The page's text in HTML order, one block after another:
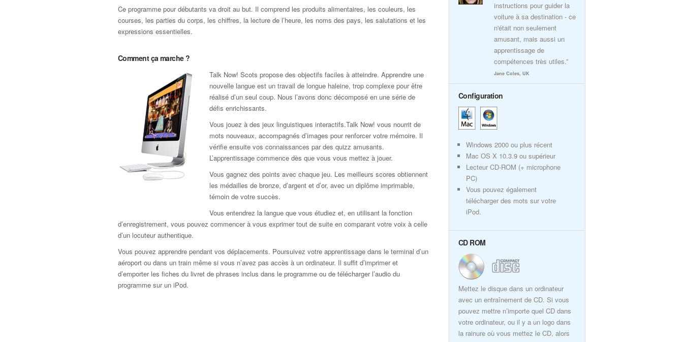
Ce programme pour débutants va droit au but. Il comprend les produits alimentaires, les couleurs, les
courses, les parties du corps, les chiffres, la lecture de l’heure, les noms des pays, les salutations et les
expressions essentielles.
Comment ça marche ?
Talk Now! Scots propose des objectifs faciles à atteindre. Apprendre une
nouvelle langue est un travail de longue haleine, trop complexe pour être
réalisé d’un seul coup. Nous l’avons donc décomposé en une série de
défis enrichissants.
Vous jouez à des jeux linguistiques interactifs.Talk Now! vous nourrit de
mots nouveaux, accompagnés d’images pour renforcer votre mémoire. Il
vérifie ensuite vos connaissances par des quizz amusants.
L’apprentissage commence dès que vous vous mettez à jouer.
Vous gagnez des points avec chaque jeu. Les meilleurs scores obtiennent
les médailles de bronze, d’argent et d’or, avec un diplôme imprimable,
témoin de votre succès.
Vous entendrez la langue que vous étudiez et, en utilisant la fonction
d’enregistrement, vous pouvez commencer à vous exprimer tout de suite en comparant votre voix à celle
d’un locuteur authentique.
Vous pouvez apprendre pendant vos déplacements. Poursuivez votre apprentissage dans le terminal d’un
aéroport ou dans un train même si vous n’avez pas accès à un ordinateur. Il suffit d’imprimer et
d’emporter les fiches du livret de phrases inclus dans le programme ou de télécharger l’audio du
programme sur un iPod.
instructions pour guider la
voiture à sa destination - ce
n'était non seulement
amusant, mais aussi un
apprentissage de
compétences très utiles.”
Jane Coles, UK
Configuration
Windows 2000 ou plus récent
Mac OS X 10.3.9 ou supérieur
Lecteur CD-ROM (+ microphone
PC)
Vous pouvez également
télécharger des mots sur votre
iPod.
CD ROM
Mettez le disque dans un ordinateur
avec un entraînement de CD. Si vous
pouvez mettre n’importe quel CD dans
votre ordinateur, ou il y a un logo dans
la rainure où vous mettez le CD, alors